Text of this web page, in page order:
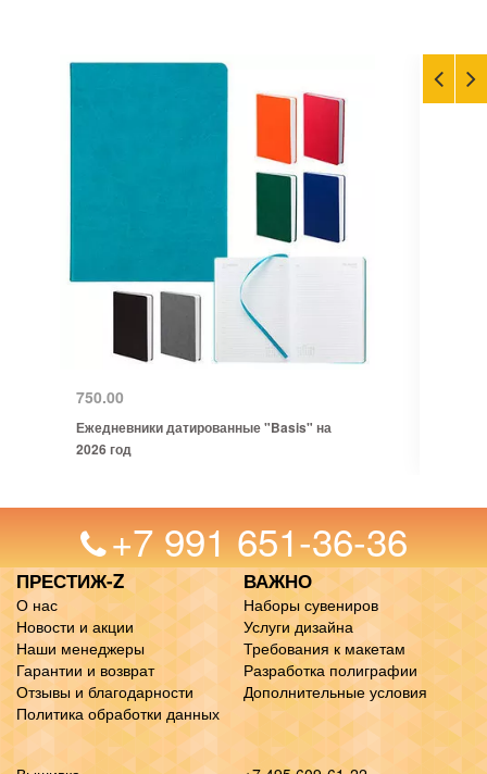
750.00
Ежедневники датированные "Basis" на
2026 год
+7 991 651-36-36
ПРЕСТИЖ-Z
О нас
Новости и акции
Наши менеджеры
Гарантии и возврат
Отзывы и благодарности
Политика обработки данных
ВАЖНО
Наборы сувениров
Услуги дизайна
Требования к макетам
Разработка полиграфии
Дополнительные условия